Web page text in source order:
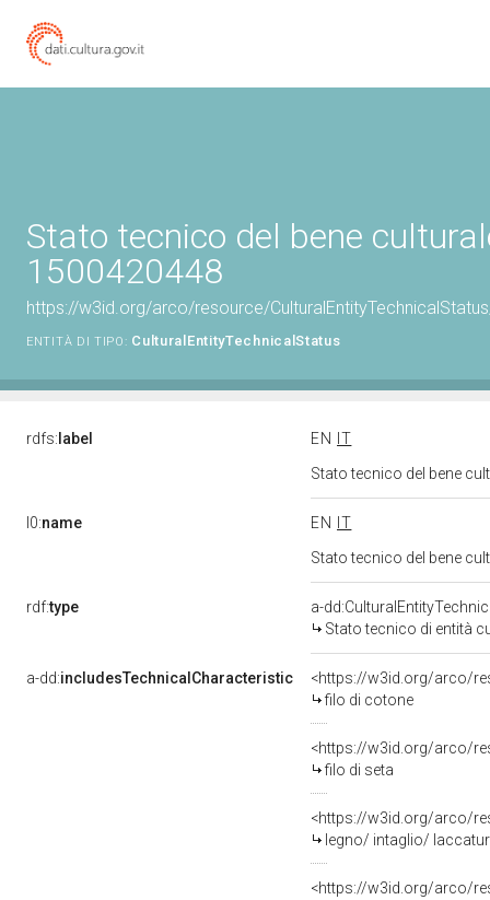
Stato tecnico del bene
1500420448
https://w3id.org/arco/resource/
ENTITÀ DI TIPO: CulturalEntityTechnicalStatus
rdfs: label EN
IT
Stato tecnico del bene
l0:name EN
IT
Stato tecnico del bene
rdf:type
a-
Stato tecnico di entità
a-dd:includesTechnicalCharacteristic
<https://w3id.org/arco/
filo di cotone
<https://w3id.org/arco/
filo di seta
<https://w3id.org/arco/
legno/ intaglio/
<https://w3id.org/arco/